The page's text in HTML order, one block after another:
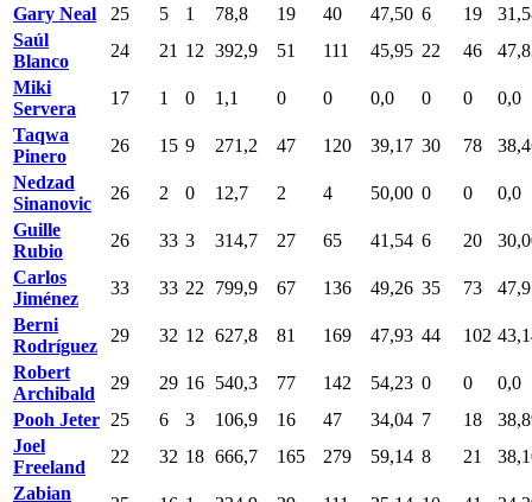
Gary Neal
25 5 1 78,8 19 40 47,50 6 19
Saúl
Blanco
24 21 12 392,9 51 111 45,95 22 46
Miki
Servera
17 1 0 1,1 0 0 0,0 0 0
0,0
Taqwa
Pinero
26 15 9 271,2 47 120 39,17 30 78
Nedzad
Sinanovic
26 2 0 12,7 2 4 50,00 0 0
0,0
Guille
Rubio
26 33 3 314,7 27 65 41,54 6 20
Carlos
Jiménez
33 33 22 799,9 67 136 49,26 35 73
Berni
Rodríguez
29 32 12 627,8 81 169 47,93 44 102
Robert
Archibald
29 29 16 540,3 77 142 54,23 0 0
0,0
Pooh Jeter 25 6 3 106,9 16 47 34,04 7 18
Joel
Freeland
22 32 18 666,7 165 279 59,14 8 21
Zabian